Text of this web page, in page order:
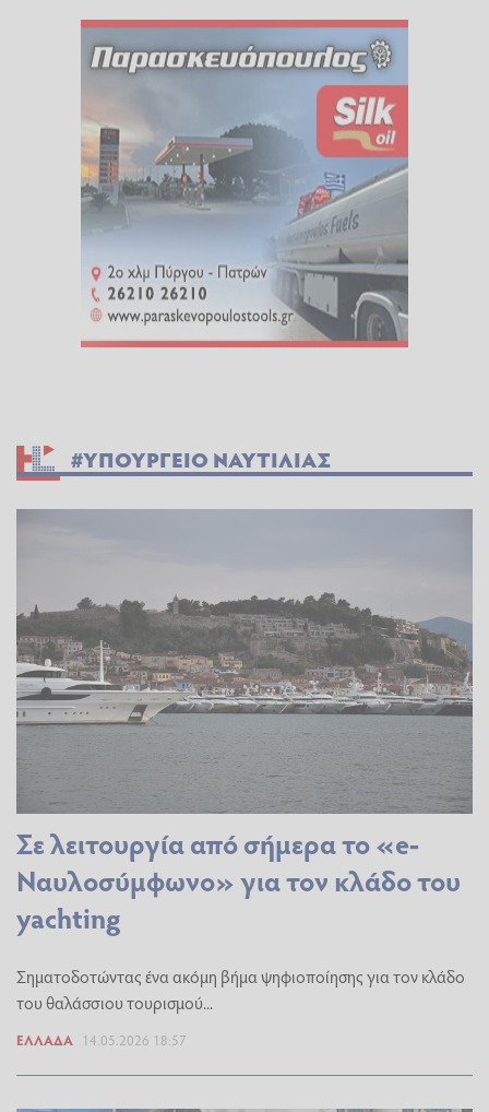
#ΥΠΟΥΡΓΕΙΟ ΝΑΥΤΙΛΙΑΣ
Σε λειτουργία από σήμερα το «e-
Ναυλοσύμφωνο» για τον κλάδο του
yachting
Σηματοδοτώντας ένα ακόμη βήμα ψηφιοποίησης για τον κλάδο
του θαλάσσιου τουρισμού...
ΕΛΛΆΔΑ 14.05.2026 18:57